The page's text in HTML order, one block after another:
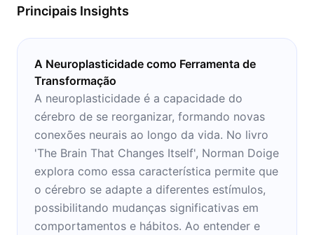
Principais Insights
A Neuroplasticidade como Ferramenta de
Transformação
A neuroplasticidade é a capacidade do
cérebro de se reorganizar, formando novas
conexões neurais ao longo da vida. No livro
'The Brain That Changes Itself', Norman Doige
explora como essa característica permite que
o cérebro se adapte a diferentes estímulos,
possibilitando mudanças significativas em
comportamentos e hábitos. Ao entender e